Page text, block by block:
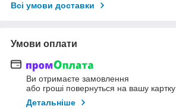
Всі умови доставки
Умови оплати
Ви отримаєте замовлення
або гроші повернуться на вашу картку
Детальніше